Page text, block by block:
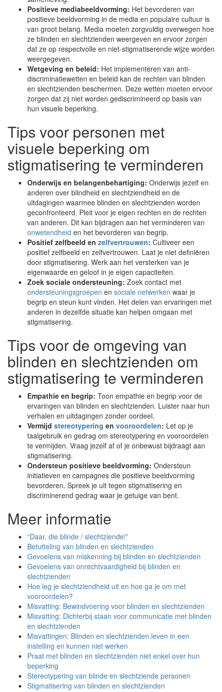
Positieve mediabeeldvorming: Het bevorderen van
positieve beeldvorming in de media en populaire cultuur is
van groot belang. Media moeten zorgvuldig overwegen hoe
ze blinden en slechtzienden weergeven en ervoor zorgen
dat ze op respectvolle en niet-stigmatiserende wijze worden
weergegeven.
Wetgeving en beleid: Het implementeren van anti-
discriminatiewetten en beleid kan de rechten van blinden
en slechtzienden beschermen. Deze wetten moeten ervoor
zorgen dat zij niet worden gediscrimineerd op basis van
hun visuele beperking.
Tips voor personen met
visuele beperking om
stigmatisering te verminderen
Onderwijs en belangenbehartiging: Onderwijs jezelf en
anderen over blindheid en slechtziendheid en de
uitdagingen waarmee blinden en slechtzienden worden
geconfronteerd. Pleit voor je eigen rechten en de rechten
van anderen. Dit kan bijdragen aan het verminderen van
onwetendheid en het bevorderen van begrip.
Positief zelfbeeld en zelfvertrouwen: Cultiveer een
positief zelfbeeld en zelfvertrouwen. Laat je niet definiëren
door stigmatisering. Werk aan het versterken van je
eigenwaarde en geloof in je eigen capaciteiten.
Zoek sociale ondersteuning: Zoek contact met
ondersteuningsgroepen en sociale netwerken waar je
begrip en steun kunt vinden. Het delen van ervaringen met
anderen in dezelfde situatie kan helpen omgaan met
stigmatisering.
Tips voor de omgeving van
blinden en slechtzienden om
stigmatisering te verminderen
Empathie en begrip: Toon empathie en begrip voor de
ervaringen van blinden en slechtzienden. Luister naar hun
verhalen en uitdagingen zonder oordeel.
Vermijd stereotypering en vooroordelen: Let op je
taalgebruik en gedrag om stereotypering en vooroordelen
te vermijden. Vraag jezelf af of je onbewust bijdraagt aan
stigmatisering.
Ondersteun positieve beeldvorming: Ondersteun
initiatieven en campagnes die positieve beeldvorming
bevorderen. Spreek je uit tegen stigmatisering en
discriminerend gedrag waar je getuige van bent.
Meer informatie
“Daar, die blinde / slechtziende!”
Betutteling van blinden en slechtzienden
Gevoelens van miskenning bij blinden en slechtzienden
Gevoelens van onrechtvaardigheid bij blinden en
slechtzienden
Hoe leg je slechtziendheid uit en hoe ga je om met
vooroordelen?
Misvatting: Bewindvoering voor blinden en slechtzienden
Misvatting: Dichterbij staan voor communicatie met blinden
en slechtzienden
Misvattingen: Blinden en slechtzienden leven in een
instelling en kunnen niet werken
Praat met blinden en slechtzienden niet enkel over hun
beperking
Stereotypering van blinde en slechtziende personen
Stigmatisering van blinden en slechtzienden